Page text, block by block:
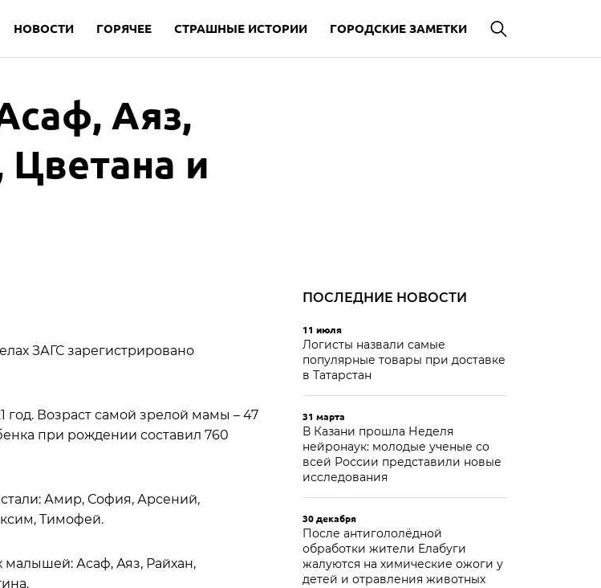
НОВОСТИ ГОРЯЧЕЕ СТРАШНЫЕ ИСТОРИИ ГОРОДСКИЕ ЗАМЕТКИ
Аяз,
Цветана и
ЗАГС зарегистрировано
год. Возраст самой зрелой мамы – 47
при рождении составил 760
Амир, София, Арсений,
Тимофей.
Асаф, Аяз, Райхан,
ПОСЛЕДНИЕ НОВОСТИ
11 июля
Логисты назвали самые
популярные товары при доставке
в Татарстан
31 марта
В Казани прошла Неделя
нейронаук: молодые ученые со
всей России представили новые
исследования
30 декабря
После антигололёдной
обработки жители Елабуги
жалуются на химические ожоги у
детей и отравления животных